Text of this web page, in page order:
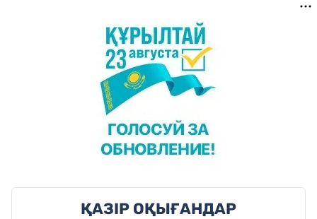
ҚАЗІР ОҚЫҒАНДАР